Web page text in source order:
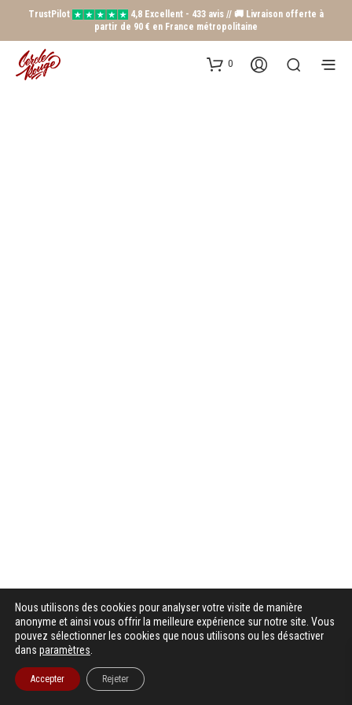
TrustPilot
4,8 Excellent - 433 avis // 🚚 Livraison offerte à
partir de 90 € en France métropolitaine
0
Nous utilisons des cookies pour analyser votre visite de manière
anonyme et ainsi vous offrir la meilleure expérience sur notre site. Vous
pouvez sélectionner les cookies que nous utilisons ou les désactiver
dans paramètres
Accepter Rejeter